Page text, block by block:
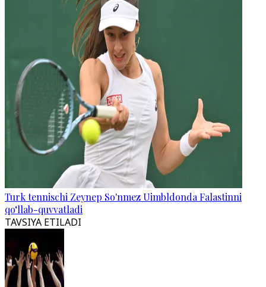
Turk tennischi Zeynep So'nmez Uimbldonda Falastinni
qo‘llab-quvvatladi
TAVSIYA ETILADI